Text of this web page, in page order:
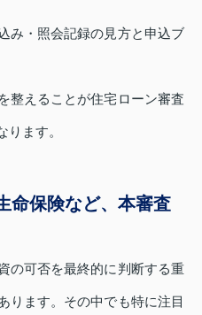
み・照会記録の見方と申込ブ
整えることが住宅ローン審査
ます。
命保険など、本審査
の可否を最終的に判断する重
ります。その中でも特に注目